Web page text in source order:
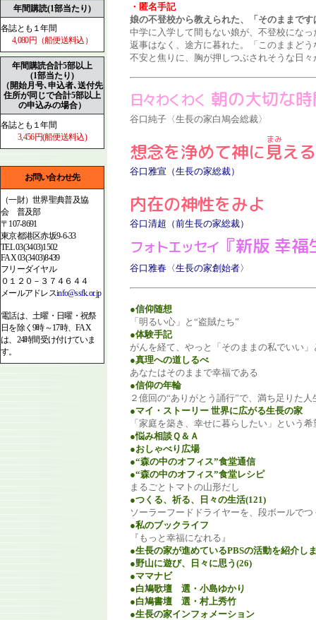
年間購読(1部当たり)
各誌とも１年間
4,080円（船便送料込）
年間購読合計5部以上
(1部当たり)
（開始月号､申込者､送付先
住所が同じで合計5部以上
の申込みの場合）
各誌とも１年間
3,456円(船便送料込)
お問い合わせ先
（一財）世界聖典普及協
会 普及部
〒107-8691
東京都港区赤坂9-6-33
TEL 03(3403)1502
FAX 03(3403)8439
フリーダイヤル
０１２０－３７４６４４
メールアドレスinfo@ssfk.or.jp
電話は、土曜・日曜・祝祭
日を除く9時～17時、FAX
は、24時間受け付けていま
す。
・匿名手記
娘の不登校から教えられた、「そのままで
中学に入学して間もない娘が、不登校にな
返事はなく、途方に暮れた。「このままど
不安と焦りに、胸が押しつぶされそうな日々
日々わくわく 朝の大切な
谷口純子〈生長の家白鳩会総裁〉
想念を浄めて神に見え
谷口雅宣（生長の家総裁）
内在の神性をみよ
谷口清超（前生長の家総裁）
フォトエッセイ 『新版 幸
谷口雅春〈生長の家創始者〉
●信仰随想
「明るい心」と“盗賊たち”
●体験手記
がんを経て、やっと「そのままの私でいい」
●真理への道しるべ
あなたはそのままで幸福である
●信仰の年輪
２億回の“ありがとう誦行”で、満ち足りた人
●マイ・ストーリー 世界に広がる生長の家
「家庭を築き、幸せに暮らしたい」という
●悩み相談Ｑ＆Ａ
●おしゃべり広場
●“森の中のオフィス”食堂通信
●“森の中のオフィス”食堂レシピ
まるごとトマトの山形だし
●つくる、祈る、日々の生活(121)
ソーラーフードドライヤーを、段ボールで
●私のブックライフ
『もっと幸福になれる』
●生長の家が進めているPBSの活動を紹介し
●野山に遊び、日々に思う(26)
●ママナビ
●白鳩歌壇 選・小島ゆかり
●白鳩書壇 選・村上秀竹
●生長の家インフォメーション